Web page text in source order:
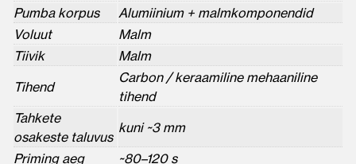
Pumba korpus
Alumiinium + malmkomponendid
Voluut
Malm
Tiivik
Malm
Tihend
Carbon / keraamiline mehaaniline
tihend
Tahkete
osakeste taluvus
kuni ~3 mm
Priming aeg
~80–120 s